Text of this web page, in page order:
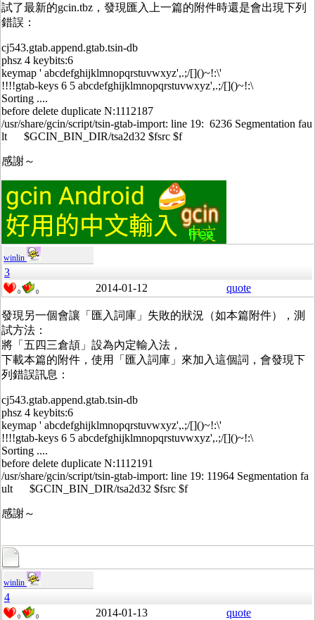
試了最新的gcin.tbz，發現匯入上一篇的附件時還是會出現下列
錯誤：
cj543.gtab.append.gtab.tsin-db
phsz 4 keybits:6
keymap ' abcdefghijklmnopqrstuvwxyz',.;/[]()~!:\'
!!!!gtab-keys 6 5 abcdefghijklmnopqrstuvwxyz',.;/[]()~!:\
Sorting ....
before delete duplicate N:1112187
/usr/share/gcin/script/tsin-gtab-import: line 19: 6236 Segmentation fau
lt $GCIN_BIN_DIR/tsa2d32 $fsrc $f
感謝～
winlin
3
0 0 2014-01-12 quote
發現另一個會讓「匯入詞庫」失敗的狀況（如本篇附件），測
試方法：
將「五四三倉頡」設為內定輸入法，
下載本篇的附件，使用「匯入詞庫」來加入這個詞，會發現下
列錯誤訊息：
cj543.gtab.append.gtab.tsin-db
phsz 4 keybits:6
keymap ' abcdefghijklmnopqrstuvwxyz',.;/[]()~!:\'
!!!!gtab-keys 6 5 abcdefghijklmnopqrstuvwxyz',.;/[]()~!:\
Sorting ....
before delete duplicate N:1112191
/usr/share/gcin/script/tsin-gtab-import: line 19: 11964 Segmentation fa
ult $GCIN_BIN_DIR/tsa2d32 $fsrc $f
感謝～
winlin
4
0 0 2014-01-13 quote